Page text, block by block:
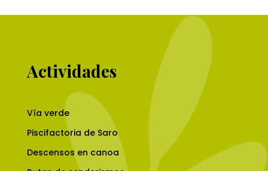
Actividades
Vía verde
Piscifactoria de Saro
Descensos en canoa